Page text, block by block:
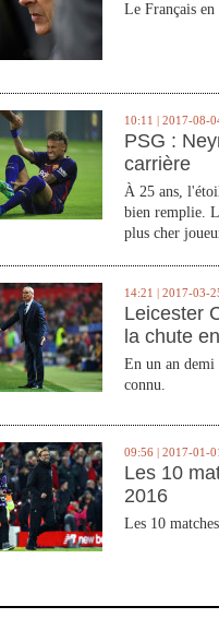
Le Français
10:11 | 2017-08-
PSG :
carrière
À 25 ans,
bien remplie.
plus cher
14:21 | 2017-03-
Leicester
la chute
En un an demi
connu.
09:56 | 2017-01-
Les 10
2016
Les 10